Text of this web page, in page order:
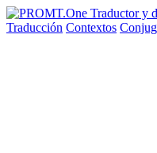
Traducción Contextos